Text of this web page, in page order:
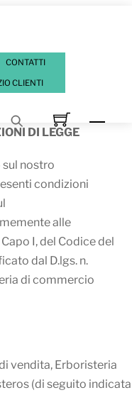
CONTATTI
CLIENTI
DI LEGGE
sul nostro
condizioni
alle
I, del Codice del
dal D.lgs. n.
di commercio
vendita, Erboristeria
(di seguito indicata